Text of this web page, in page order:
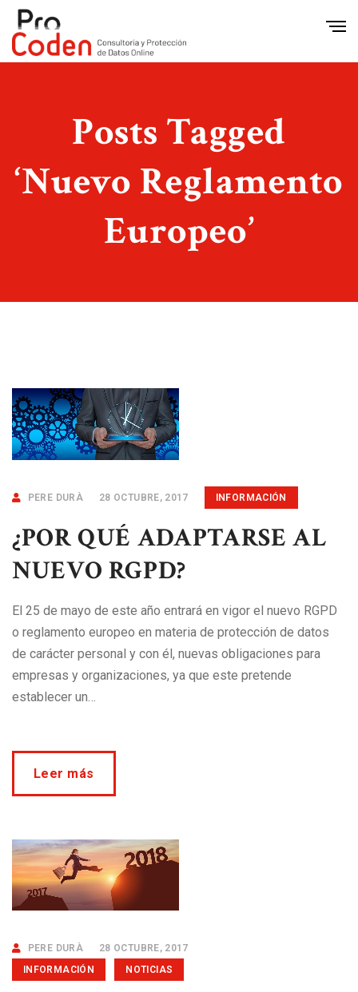
Posts Tagged
‘Nuevo Reglamento
Europeo’
PERE DURÀ 28 OCTUBRE, 2017 INFORMACIÓN
¿POR QUÉ ADAPTARSE AL
NUEVO RGPD?
El 25 de mayo de este año entrará en vigor el nuevo RGPD
o reglamento europeo en materia de protección de datos
de carácter personal y con él, nuevas obligaciones para
empresas y organizaciones, ya que este pretende
establecer un…
Leer más
PERE DURÀ
28 OCTUBRE, 2017
INFORMACIÓN
NOTICIAS